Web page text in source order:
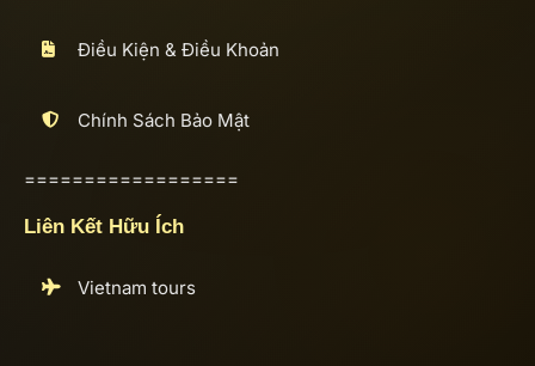
Điều Kiện & Điều Khoản
Chính Sách Bảo Mật
==================
Liên Kết Hữu Ích
Vietnam tours